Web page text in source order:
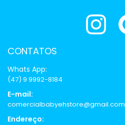
CONTATOS
Whats App:
(47) 9 9992-8184
E-mail:
comercialbabyehstore@gmail.com
Endereço: